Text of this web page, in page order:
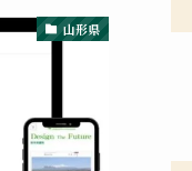
山形県